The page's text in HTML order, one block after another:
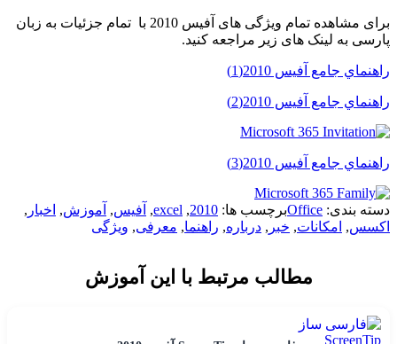
برای مشاهده تمام ویژگی های آفیس 2010 با تمام جزئیات به زبان
پارسی به لینک های زیر مراجعه کنید.
راهنماي جامع آفيس 2010(1)
راهنماي جامع آفيس 2010(2)
راهنماي جامع آفيس 2010(3)
دسته بندی: Officeبرچسب ها: 2010
,
excel
, آفیس, آموزش, اخبار ,
اکسس, امکانات, خبر , درباره, راهنما, معرفی, ویژگی
مطالب مرتبط با این آموزش